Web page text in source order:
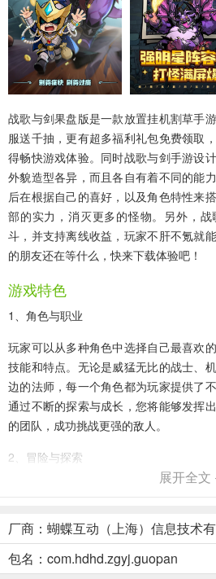
战歌与剑果盘版是一款放置挂机割草手
服送千抽，更有超多福利礼包免费领取
得畅快游戏体验。同时战歌与剑手游设
外貌造型各异，而且各自有着不同的能
后在根据自己的喜好，以及角色特性来
部的实力，消灭更多的怪物。另外，
斗，并支持离线收益，玩家不肝不氪就
的朋友还在等什么，快来下载体验吧！
游戏特色
1、角色与职业
玩家可以从多种角色中选择自己最喜欢
技能和特点。无论是威猛无比的战士、
边的法师，每一个角色都为玩家提供了
通过不断的探索与成长，您将能够发挥
的团队，成功挑战更强的敌人。
2、冒险与探索
在这片充满未知的土地上，冒险总是无
迥异的场景，从神秘的森林到阴暗的地
临新的挑战和机遇。在探索的过程中，
能，逐渐成长为一个无所不能的冒险者。
展开全文
厂商：蝴蝶互动（上海）信息技术
包名：com.hdhd.zgyj.guopan